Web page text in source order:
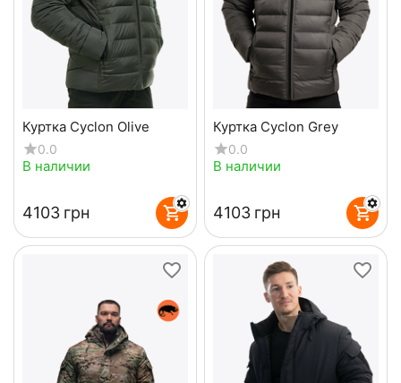
Куртка Cyclon Olive
0.0
В наличии
‍4103‍ грн
Куртка Cyclon Grey
0.0
В наличии
‍4103‍ грн